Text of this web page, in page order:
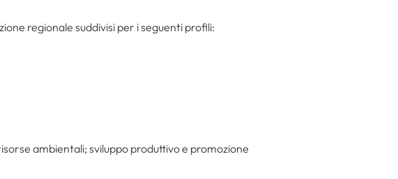
regionale suddivisi per i seguenti profili:
ambientali; sviluppo produttivo e promozione